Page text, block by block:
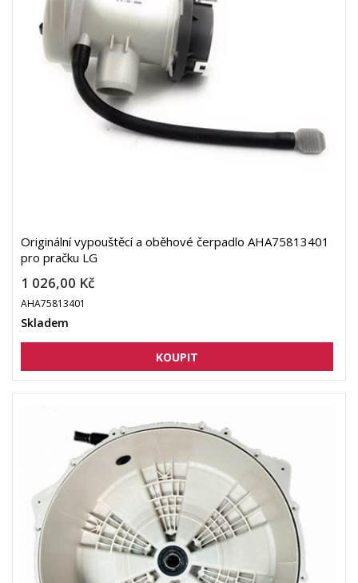
Originální vypouštěcí a oběhové čerpadlo AHA75813401
pro pračku LG
1 026,00 Kč
AHA75813401
Skladem